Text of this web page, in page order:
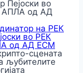
на РЕК
во РЕК
од АД ЕСМ